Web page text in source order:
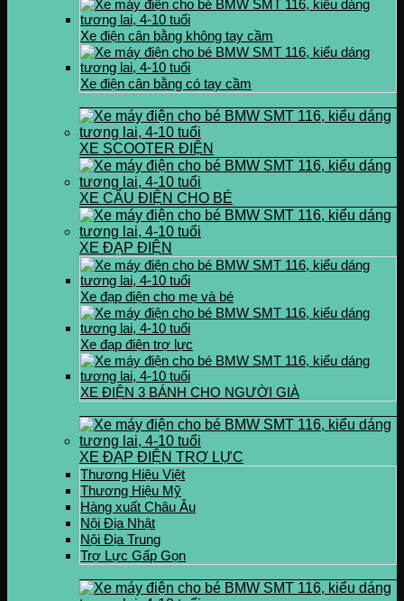
Xe điện cân bằng không tay cầm
Xe điện cân bằng có tay cầm
XE SCOOTER ĐIỆN
XE CẨU ĐIỆN CHO BÉ
XE ĐẠP ĐIỆN
Xe đạp điện cho mẹ và bé
Xe đạp điện trợ lực
XE ĐIỆN 3 BÁNH CHO NGƯỜI GIÀ
XE ĐẠP ĐIỆN TRỢ LỰC
Thương Hiệu Việt
Thương Hiệu Mỹ
Hàng xuất Châu Âu
Nội Địa Nhật
Nội Địa Trung
Trợ Lực Gấp Gọn